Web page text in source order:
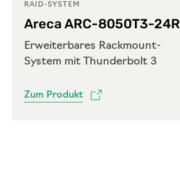
RAID-SYSTEM
Areca ARC-8050T3-24R
Erweiterbares Rackmount-
System mit Thunderbolt 3
Zum Produkt